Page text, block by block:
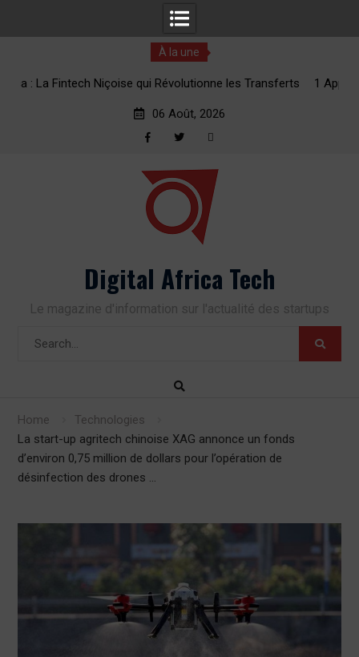
À la une
les Transferts
1 Appli, 2 Minutes : La Révolution des Transferts
06 Août, 2026
Digital Africa Tech
Le magazine d'information sur l'actualité des startups
Home
Technologies
La start-up agritech chinoise XAG annonce un fonds
d’environ 0,75 million de dollars pour l’opération de
désinfection des drones …